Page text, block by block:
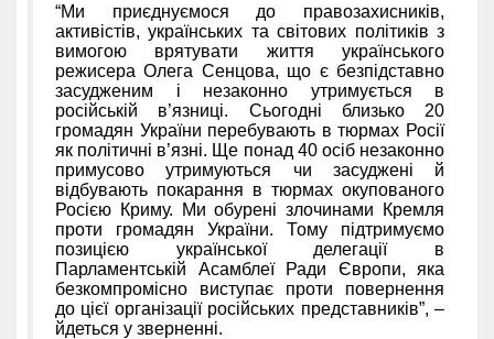
“Ми приєднуємося до правозахисників,
активістів, українських та світових політиків з
вимогою врятувати життя українського
режисера Олега Сенцова, що є безпідставно
засудженим і незаконно утримується в
російській в’язниці. Сьогодні близько 20
громадян України перебувають в тюрмах Росії
як політичні в’язні. Ще понад 40 осіб незаконно
примусово утримуються чи засуджені й
відбувають покарання в тюрмах окупованого
Росією Криму. Ми обурені злочинами Кремля
проти громадян України. Тому підтримуємо
позицією української делегації в
Парламентській Асамблеї Ради Європи, яка
безкомпромісно виступає проти повернення
до цієї організації російських представників”, –
йдеться у зверненні.